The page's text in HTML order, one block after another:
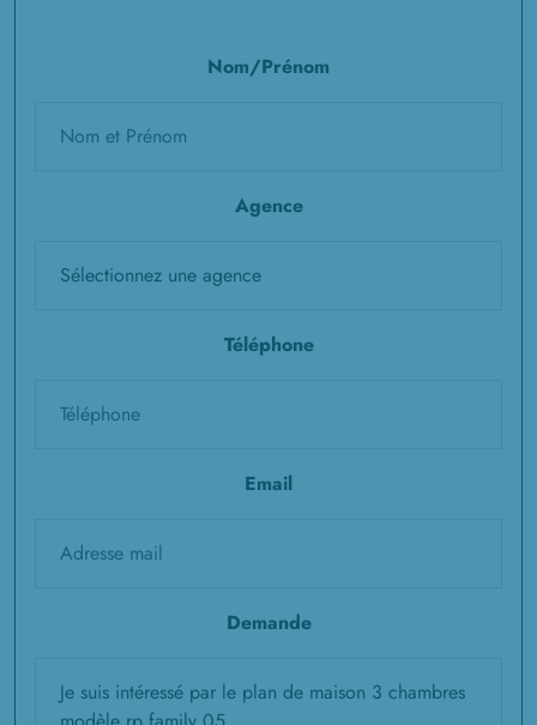
Nom/Prénom
Agence
Téléphone
Email
Demande